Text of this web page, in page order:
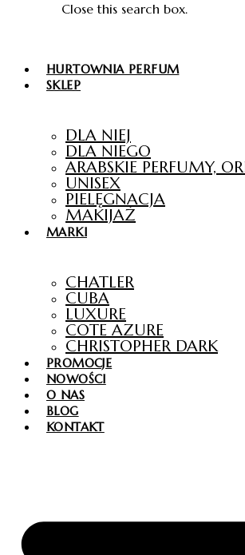
HURTOWNIA PERFUM
SKLEP
DLA NIEJ
DLA NIEGO
ARABSKIE PERFUMY,
UNISEX
PIELĘGNACJA
MAKIJAŻ
MARKI
CHATLER
CUBA
LUXURE
COTE AZURE
CHRISTOPHER DARK
PROMOCJE
NOWOŚCI
O NAS
BLOG
KONTAKT
Close this search box.